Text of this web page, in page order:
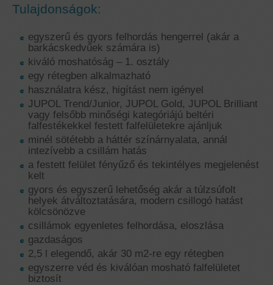
Tulajdonságok:
egyszerű és gyors felhordás hengerrel (akár a
barkácskedvűek számára is)
kiváló moshatóság – 1. osztály
egy rétegben alkalmazható
használatra kész, higítást nem igényel
JUPOL Trend/Junior, JUPOL Gold, JUPOL Brilliant
vagy felsőbb minőségi kategóriájú beltéri
falfestékekkel festett falfelületekre ajánljuk
minél sötétebb a háttér színárnyalata, annál
intezívebb a csillám hatás
a festett felület fényűző és tekintélyes megjelenést
kelt
gyors és egyszerű lehetőség akár a túlzsúfolt
helyek átváltoztatására, modern csillogó hatást
kölcsönözve
csillámok egyenletes felhordása, eloszlása
gazdaságos
2,5 l elegendő, akár 30 m2-re egy rétegben
egyszerre véd és kiválóan mosható falfelületet
biztosít